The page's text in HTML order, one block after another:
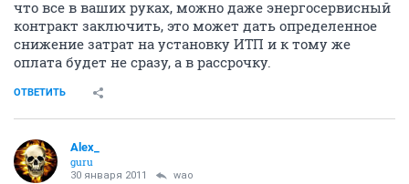
что все в ваших руках, можно даже энергосервисный
контракт заключить, это может дать определенное
снижение затрат на установку ИТП и к тому же
оплата будет не сразу, а в рассрочку.
ОТВЕТИТЬ
Alex_
guru
30 января 2011 wao